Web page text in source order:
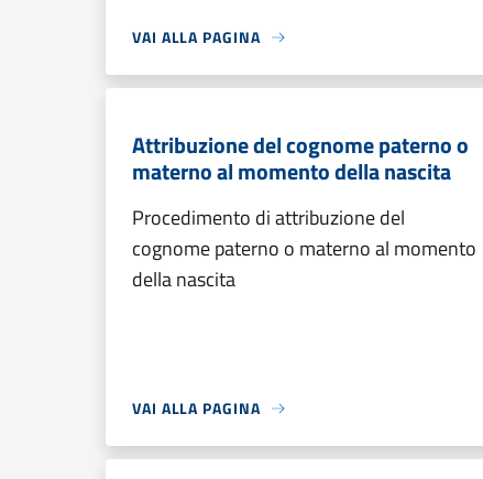
VAI ALLA PAGINA
Attribuzione del cognome paterno o
materno al momento della nascita
Procedimento di attribuzione del
cognome paterno o materno al momento
della nascita
VAI ALLA PAGINA